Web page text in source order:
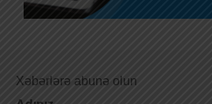
Xəbərlərə abunə olun